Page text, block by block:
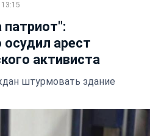
13:15
патриот":
арест
активиста
штурмовать здание